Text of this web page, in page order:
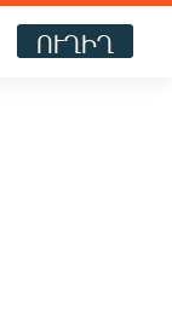
ՈՒՂԻՂ